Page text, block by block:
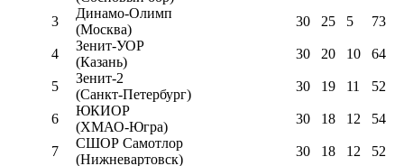
3
Динамо-Олимп
(Москва)
30 25 5 73
4
Зенит-УОР
(Казань)
30 20 10 64
5
Зенит-2
(Санкт-Петербург)
30 19 11 52
6
ЮКИОР
(ХМАО-Югра)
30 18 12 54
7
СШОР Самотлор
(Нижневартовск)
30 18 12 52